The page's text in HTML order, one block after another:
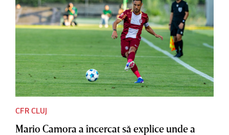
CFR CLUJ
Mario Camora a încercat să explice unde a